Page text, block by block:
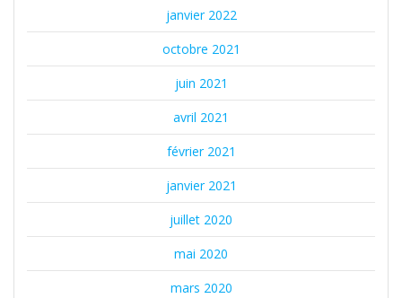
janvier 2022
octobre 2021
juin 2021
avril 2021
février 2021
janvier 2021
juillet 2020
mai 2020
mars 2020